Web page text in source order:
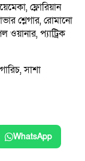
ফ্লোরিয়ান
শ্লেগার, রোমানো
প্যাট্রিক
সাশা
WhatsApp